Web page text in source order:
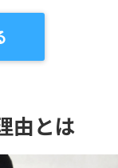
由とは